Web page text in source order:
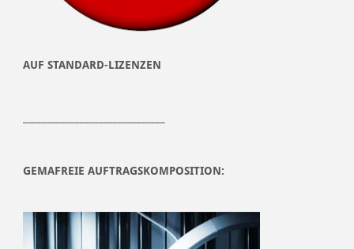
AUF STANDARD-LIZENZEN
GEMAFREIE AUFTRAGSKOMPOSITION: